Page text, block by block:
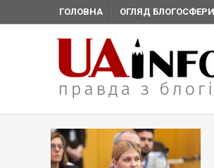
ГОЛОВНА ОГЛЯД БЛОГОСФЕРИ